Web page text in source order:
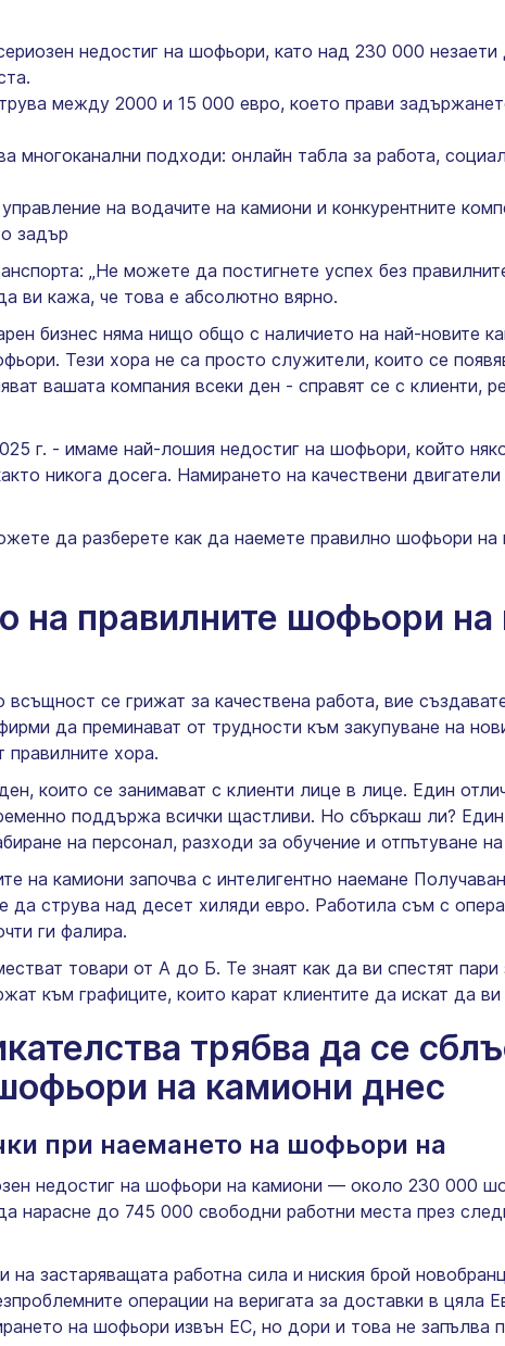
недостиг на шофьори, като над 230 000
между 2000 и 15 000 евро, което прави
многоканални подходи: онлайн табла за работа,
на водачите на камиони и конкурентните
задър
„Не можете да постигнете успех без
ви кажа, че това е абсолютно вярно.
бизнес няма нищо общо с наличието на най-новите
Тези хора не са просто служители, които се
вашата компания всеки ден - справят се с клиенти,
г. - имаме най-лошия недостиг на шофьори, който
никога досега. Намирането на качествени
да разберете как да наемете правилно шофьори на
на правилните шофьори
се грижат за качествена работа, вие
да преминават от трудности към закупуване на
правилните хора.
които се занимават с клиенти лице в лице. Един
поддържа всички щастливи. Но сбъркаш ли?
на персонал, разходи за обучение и отпътуване
на камиони започва с интелигентно наемане
струва над десет хиляди евро. Работила съм с
ги фалира.
товари от А до Б. Те знаят как да ви спестят
към графиците, които карат клиентите да искат да ви
трябва да се
на камиони днес
при наемането на шофьори на
недостиг на шофьори на камиони — около 230 000
нарасне до 745 000 свободни работни места през
застаряващата работна сила и ниския брой
операции на веригата за доставки в цяла
на шофьори извън ЕС, но дори и това не запълва